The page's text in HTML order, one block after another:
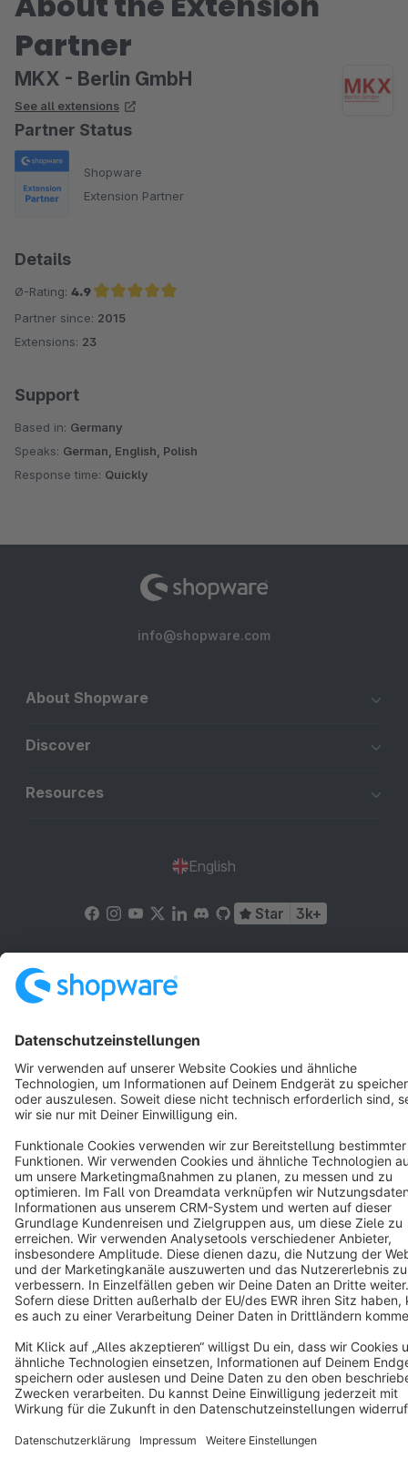
Partner
MKX - Berlin GmbH
See all extensions
Partner Status
Shopware
Extension Partner
Details
Ø-Rating: 4.9
Average rating of 4.9 out of 5 stars
Partner since: 2015
Extensions: 23
Support
Based in: Germany
Speaks: German, English, Polish
Response time: Quickly
info@shopware.com
About Shopware
Discover
Resources
English
Star 3k+
Terms & Conditions
Copyright © shopware AG - All rights reserved
Notice: * All prices are quoted net of the statutory value-added tax